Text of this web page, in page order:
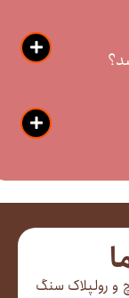
و رولپلاک سنگ